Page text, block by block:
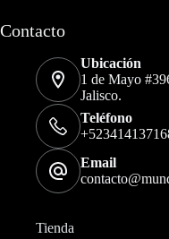
Contacto
Ubicación
1 de Mayo
Jalisco.
Teléfono
Email
Tienda